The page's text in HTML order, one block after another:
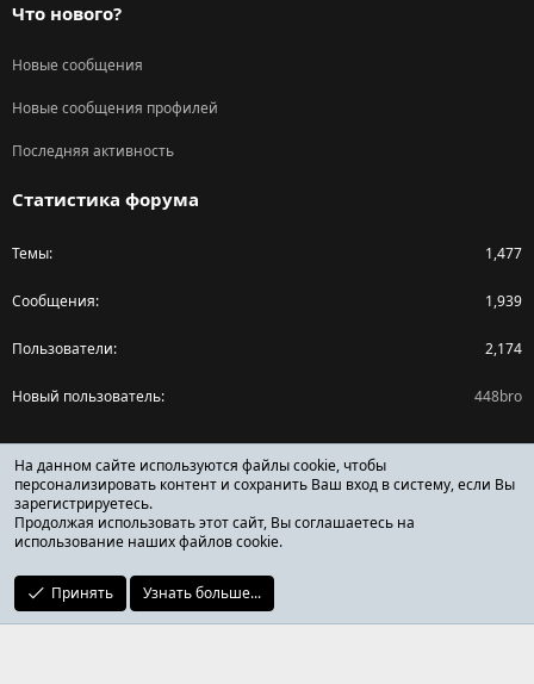
Что нового?
Новые сообщения
Новые сообщения профилей
Последняя активность
Статистика форума
Темы 1,477
Сообщения 1,939
Пользователи 2,174
Новый пользователь 448bro
Поделиться страницей
Facebook
X (Twitter)
Reddit
ОТЗЫВЫ ОНЛАЙН ФОРУМ
На данном сайте используются файлы cookie, чтобы
персонализировать контент и сохранить Ваш вход в систему, если Вы
зарегистрируетесь.
Продолжая использовать этот сайт, Вы соглашаетесь на
использование наших файлов cookie.
Принять Узнать больше...